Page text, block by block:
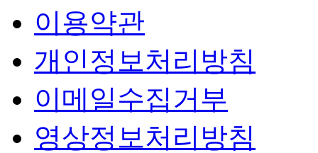
이용약관
개인정보처리방침
이메일수집거부
영상정보처리방침